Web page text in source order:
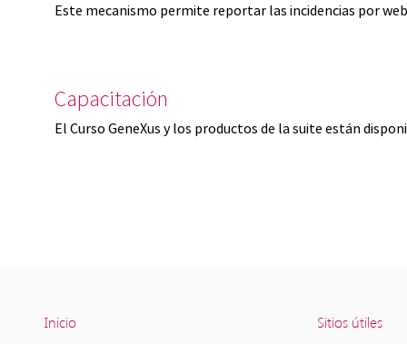
Este mecanismo permite reportar las incidencias por
Capacitación
El Curso GeneXus y los productos de la suite están
Inicio Sitios útiles